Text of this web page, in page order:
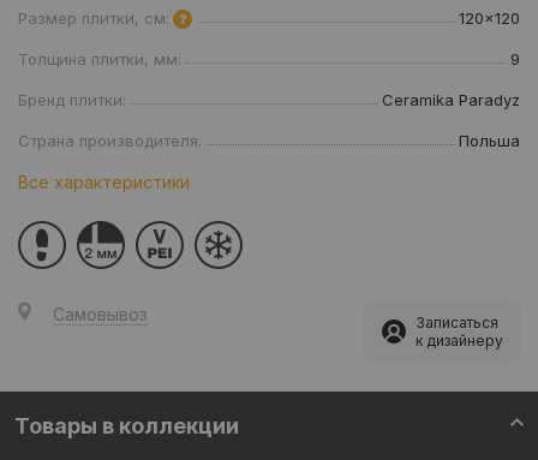
Размер плитки, см: 120x120
Толщина плитки, мм: 9
Бренд плитки: Ceramika Paradyz
Страна производителя: Польша
Все характеристики
Самовывоз
Записаться
к дизайнеру
Товары в коллекции